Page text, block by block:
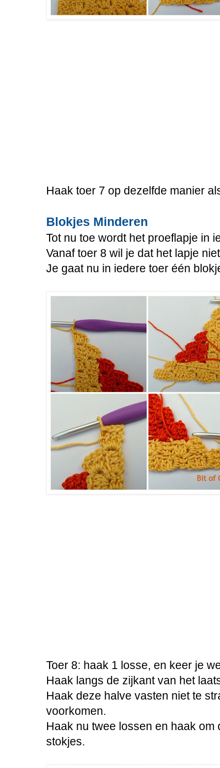
Haak toer 7 op dezelfde manier
Blokjes Minderen
Tot nu toe wordt het proeflapje in
Vanaf toer 8 wil je dat het lapje
Je gaat nu in iedere toer één
Toer 8: haak 1 losse, en keer je
Haak langs de zijkant van het
Haak deze halve vasten niet te
voorkomen.
Haak nu twee lossen en haak
stokjes.